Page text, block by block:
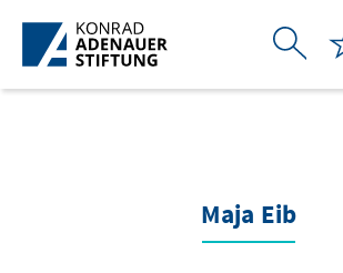
Skip to Main Content
Maja Eib